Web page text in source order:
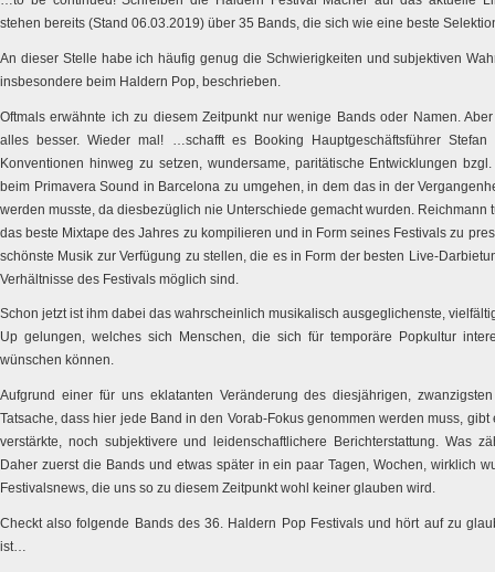
stehen bereits (Stand 06.03.2019) über 35 Bands, die sich wie eine beste
An dieser Stelle habe ich häufig genug die Schwierigkeiten und subjektiven
insbesondere beim Haldern Pop, beschrieben.
Oftmals erwähnte ich zu diesem Zeitpunkt nur wenige Bands oder Namen.
alles besser. Wieder mal! …schafft es Booking Hauptgeschäftsführer
Konventionen hinweg zu setzen, wundersame, paritätische Entwicklungen
beim Primavera Sound in Barcelona zu umgehen, in dem das in der
werden musste, da diesbezüglich nie Unterschiede gemacht wurden. Reichmann
das beste Mixtape des Jahres zu kompilieren und in Form seines Festivals zu
schönste Musik zur Verfügung zu stellen, die es in Form der besten Live-
Verhältnisse des Festivals möglich sind.
Schon jetzt ist ihm dabei das wahrscheinlich musikalisch ausgeglichenste,
Up gelungen, welches sich Menschen, die sich für temporäre Popkultur
wünschen können.
Aufgrund einer für uns eklatanten Veränderung des diesjährigen,
Tatsache, dass hier jede Band in den Vorab-Fokus genommen werden muss,
verstärkte, noch subjektivere und leidenschaftlichere Berichterstattung. Was
Daher zuerst die Bands und etwas später in ein paar Tagen, Wochen, wirklich
Festivalsnews, die uns so zu diesem Zeitpunkt wohl keiner glauben wird.
Checkt also folgende Bands des 36. Haldern Pop Festivals und hört auf zu
ist…